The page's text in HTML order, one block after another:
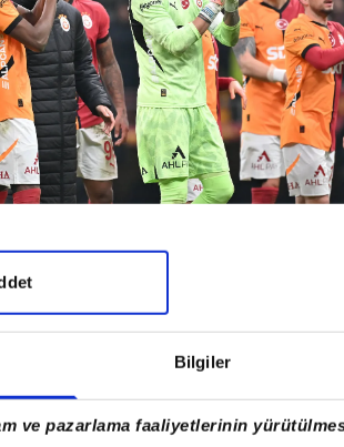
Bilgiler
ve pazarlama faaliyetlerinin
bu haftayı bay geçerken
çıkacak. Sarı-
çıkarmak istiyor.